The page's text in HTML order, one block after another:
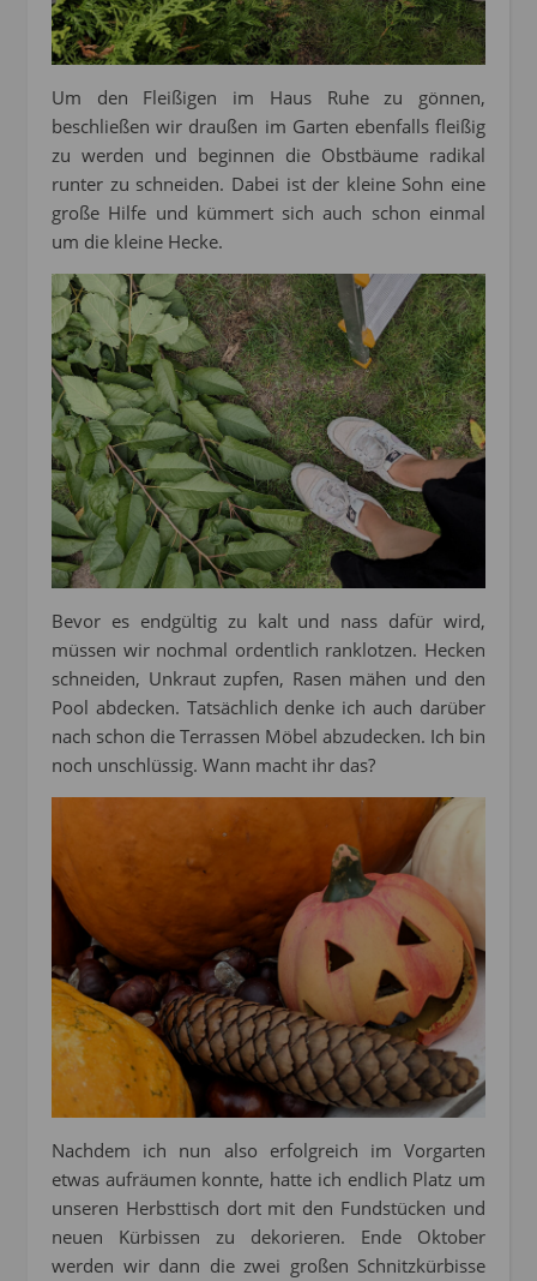
Um den Fleißigen im Haus Ruhe zu gönnen,
beschließen wir draußen im Garten ebenfalls fleißig
zu werden und beginnen die Obstbäume radikal
runter zu schneiden. Dabei ist der kleine Sohn eine
große Hilfe und kümmert sich auch schon einmal
um die kleine Hecke.
Bevor es endgültig zu kalt und nass dafür wird,
müssen wir nochmal ordentlich ranklotzen. Hecken
schneiden, Unkraut zupfen, Rasen mähen und den
Pool abdecken. Tatsächlich denke ich auch darüber
nach schon die Terrassen Möbel abzudecken. Ich bin
noch unschlüssig. Wann macht ihr das?
Nachdem ich nun also erfolgreich im Vorgarten
etwas aufräumen konnte, hatte ich endlich Platz um
unseren Herbsttisch dort mit den Fundstücken und
neuen Kürbissen zu dekorieren. Ende Oktober
werden wir dann die zwei großen Schnitzkürbisse